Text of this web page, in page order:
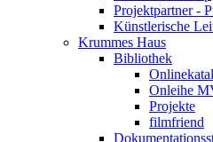
Projektpartner -
Künstlerische
Krummes Haus
Bibliothek
Onleihe
Projekte
filmfriend